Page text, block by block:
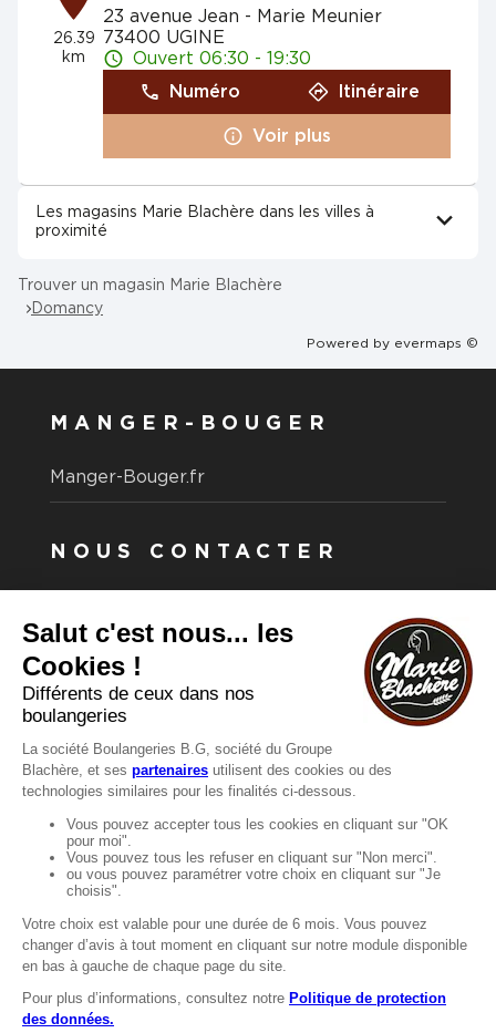
26.39
km
23 avenue Jean - Marie Meunier
73400 UGINE
Ouvert 06:30 - 19:30
Numéro
Itinéraire
Voir plus
Les magasins Marie Blachère dans les villes à
proximité
Trouver un magasin Marie Blachère
Domancy
Powered by evermaps ©
MANGER-BOUGER
Manger-Bouger.fr
NOUS CONTACTER
Vous souhaitez nous contacter ?
Consultez notre FAQ.
FAQ
Recrutement
MENTIONS
Mentions légales
Protection des données
LignÉthique
Caractéristiques environnementales des